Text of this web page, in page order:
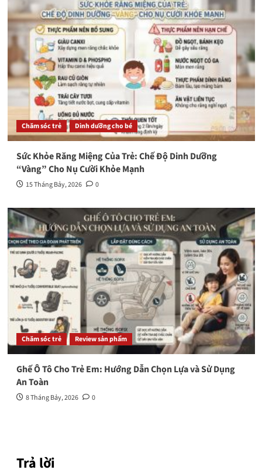
Chăm sóc trẻ Dinh dưỡng cho bé
Sức Khỏe Răng Miệng Của Trẻ: Chế Độ Dinh Dưỡng
“Vàng” Cho Nụ Cười Khỏe Mạnh
15 Tháng Bảy, 2026 0
Chăm sóc trẻ Review sản phẩm
Ghế Ô Tô Cho Trẻ Em: Hướng Dẫn Chọn Lựa và Sử Dụng
An Toàn
8 Tháng Bảy, 2026 0
Trả lời